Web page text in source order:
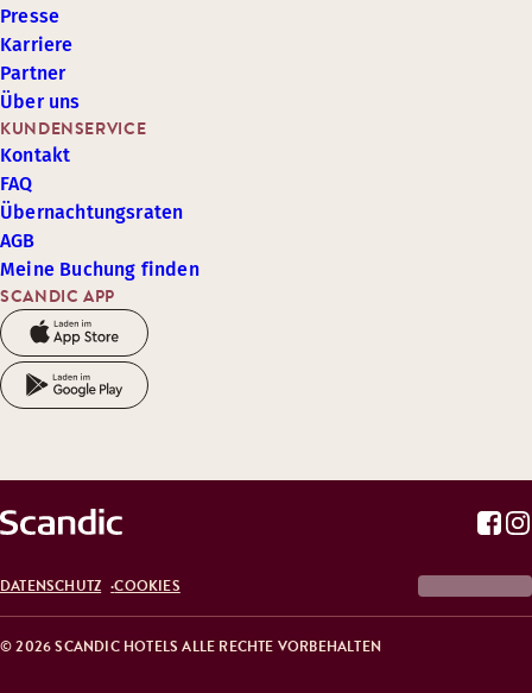
SCANDIC APP
KUNDENSERVICE
Kontakt
FAQ
Übernachtungsraten
AGB
Meine Buchung finden
Presse
Karriere
Partner
Über uns
© 2026 SCANDIC HOTELS ALLE RECHTE VORBEHALTEN
DATENSCHUTZ COOKIES